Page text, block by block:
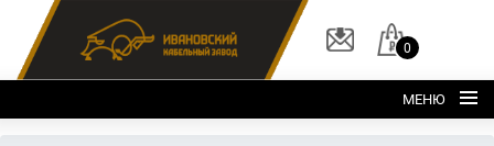
0
МЕНЮ